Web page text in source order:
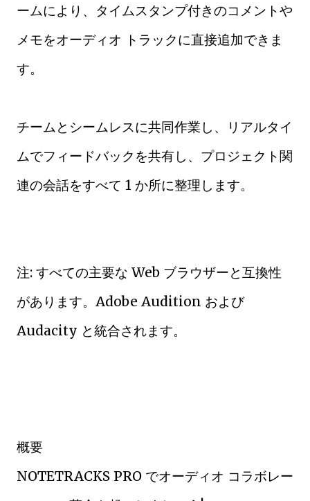
ームにより、タイムスタンプ付きのコメントや
メモをオーディオ トラックに直接追加できま
す。
チームとシームレスに共同作業し、リアルタイ
ムでフィードバックを共有し、プロジェクト関
連の会話をすべて 1 か所に整理します。
注: すべての主要な Web ブラウザーと互換性
があります。Adobe Audition および
Audacity と統合されます。
概要
NOTETRACKS PRO でオーディオ コラボレー